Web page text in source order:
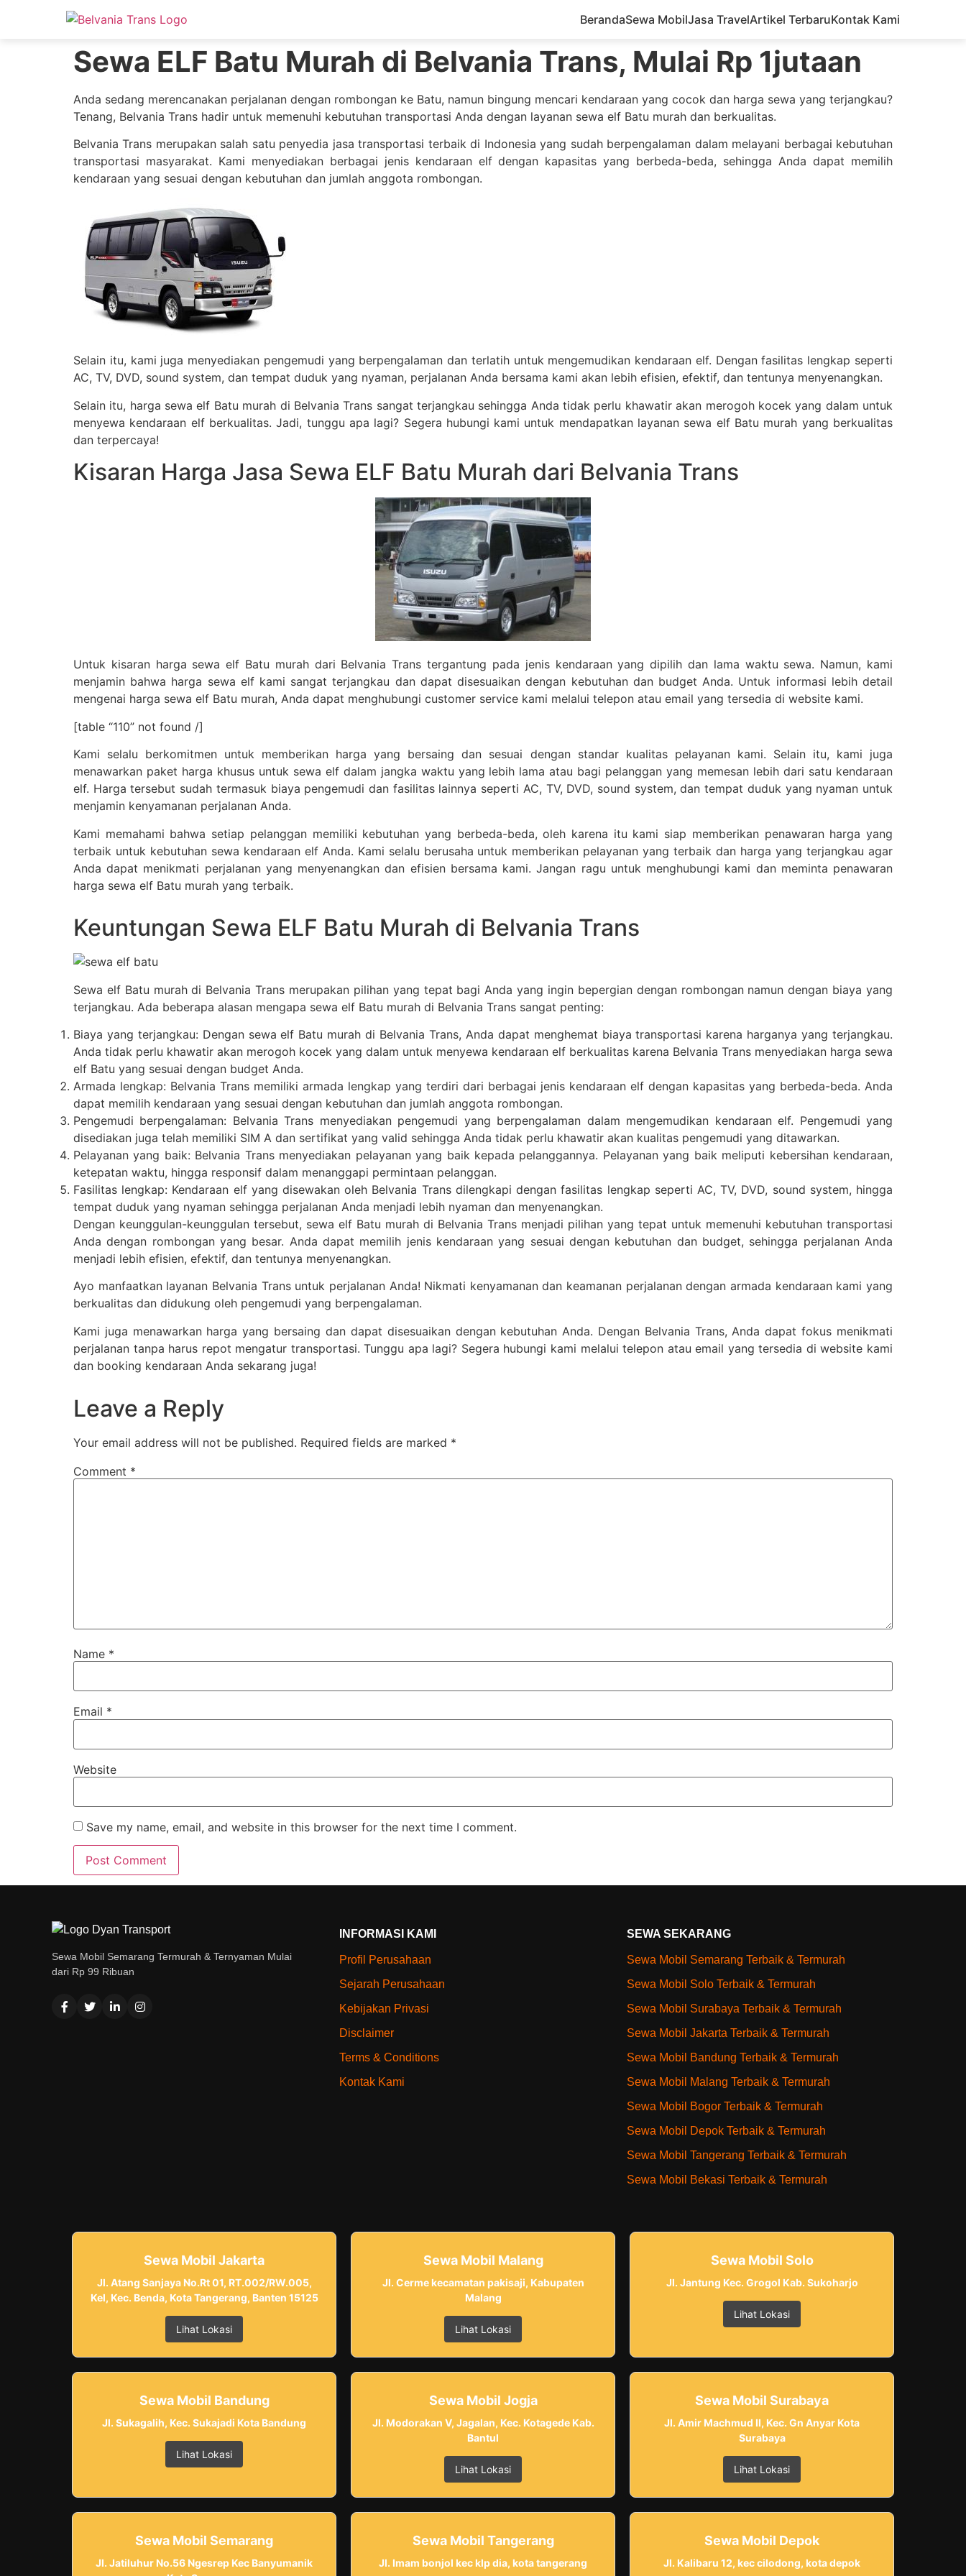
BerandaSewa MobilJasa TravelArtikel TerbaruKontak Kami
Sewa ELF Batu Murah di Belvania Trans, Mulai Rp 1jutaan
Anda sedang merencanakan perjalanan dengan rombongan ke Batu, namun bingung mencari kendaraan yang cocok dan harga sewa yang terjangkau?
Tenang, Belvania Trans hadir untuk memenuhi kebutuhan transportasi Anda dengan layanan sewa elf Batu murah dan berkualitas.
Belvania Trans merupakan salah satu penyedia jasa transportasi terbaik di Indonesia yang sudah berpengalaman dalam melayani berbagai kebutuhan
transportasi masyarakat. Kami menyediakan berbagai jenis kendaraan elf dengan kapasitas yang berbeda-beda, sehingga Anda dapat memilih
kendaraan yang sesuai dengan kebutuhan dan jumlah anggota rombongan.
Selain itu, kami juga menyediakan pengemudi yang berpengalaman dan terlatih untuk mengemudikan kendaraan elf. Dengan fasilitas lengkap seperti
AC, TV, DVD, sound system, dan tempat duduk yang nyaman, perjalanan Anda bersama kami akan lebih efisien, efektif, dan tentunya menyenangkan.
Selain itu, harga sewa elf Batu murah di Belvania Trans sangat terjangkau sehingga Anda tidak perlu khawatir akan merogoh kocek yang dalam untuk
menyewa kendaraan elf berkualitas. Jadi, tunggu apa lagi? Segera hubungi kami untuk mendapatkan layanan sewa elf Batu murah yang berkualitas
dan terpercaya!
Kisaran Harga Jasa Sewa ELF Batu Murah dari Belvania Trans
Untuk kisaran harga sewa elf Batu murah dari Belvania Trans tergantung pada jenis kendaraan yang dipilih dan lama waktu sewa. Namun, kami
menjamin bahwa harga sewa elf kami sangat terjangkau dan dapat disesuaikan dengan kebutuhan dan budget Anda. Untuk informasi lebih detail
mengenai harga sewa elf Batu murah, Anda dapat menghubungi customer service kami melalui telepon atau email yang tersedia di website kami.
[table “110” not found /]
Kami selalu berkomitmen untuk memberikan harga yang bersaing dan sesuai dengan standar kualitas pelayanan kami. Selain itu, kami juga
menawarkan paket harga khusus untuk sewa elf dalam jangka waktu yang lebih lama atau bagi pelanggan yang memesan lebih dari satu kendaraan
elf. Harga tersebut sudah termasuk biaya pengemudi dan fasilitas lainnya seperti AC, TV, DVD, sound system, dan tempat duduk yang nyaman untuk
menjamin kenyamanan perjalanan Anda.
Kami memahami bahwa setiap pelanggan memiliki kebutuhan yang berbeda-beda, oleh karena itu kami siap memberikan penawaran harga yang
terbaik untuk kebutuhan sewa kendaraan elf Anda. Kami selalu berusaha untuk memberikan pelayanan yang terbaik dan harga yang terjangkau agar
Anda dapat menikmati perjalanan yang menyenangkan dan efisien bersama kami. Jangan ragu untuk menghubungi kami dan meminta penawaran
harga sewa elf Batu murah yang terbaik.
Keuntungan Sewa ELF Batu Murah di Belvania Trans
Sewa elf Batu murah di Belvania Trans merupakan pilihan yang tepat bagi Anda yang ingin bepergian dengan rombongan namun dengan biaya yang
terjangkau. Ada beberapa alasan mengapa sewa elf Batu murah di Belvania Trans sangat penting:
Biaya yang terjangkau: Dengan sewa elf Batu murah di Belvania Trans, Anda dapat menghemat biaya transportasi karena harganya yang terjangkau.
Anda tidak perlu khawatir akan merogoh kocek yang dalam untuk menyewa kendaraan elf berkualitas karena Belvania Trans menyediakan harga sewa
elf Batu yang sesuai dengan budget Anda.
Armada lengkap: Belvania Trans memiliki armada lengkap yang terdiri dari berbagai jenis kendaraan elf dengan kapasitas yang berbeda-beda. Anda
dapat memilih kendaraan yang sesuai dengan kebutuhan dan jumlah anggota rombongan.
Pengemudi berpengalaman: Belvania Trans menyediakan pengemudi yang berpengalaman dalam mengemudikan kendaraan elf. Pengemudi yang
disediakan juga telah memiliki SIM A dan sertifikat yang valid sehingga Anda tidak perlu khawatir akan kualitas pengemudi yang ditawarkan.
Pelayanan yang baik: Belvania Trans menyediakan pelayanan yang baik kepada pelanggannya. Pelayanan yang baik meliputi kebersihan kendaraan,
ketepatan waktu, hingga responsif dalam menanggapi permintaan pelanggan.
Fasilitas lengkap: Kendaraan elf yang disewakan oleh Belvania Trans dilengkapi dengan fasilitas lengkap seperti AC, TV, DVD, sound system, hingga
tempat duduk yang nyaman sehingga perjalanan Anda menjadi lebih nyaman dan menyenangkan.
Dengan keunggulan-keunggulan tersebut, sewa elf Batu murah di Belvania Trans menjadi pilihan yang tepat untuk memenuhi kebutuhan transportasi
Anda dengan rombongan yang besar. Anda dapat memilih jenis kendaraan yang sesuai dengan kebutuhan dan budget, sehingga perjalanan Anda
menjadi lebih efisien, efektif, dan tentunya menyenangkan.
Ayo manfaatkan layanan Belvania Trans untuk perjalanan Anda! Nikmati kenyamanan dan keamanan perjalanan dengan armada kendaraan kami yang
berkualitas dan didukung oleh pengemudi yang berpengalaman.
Kami juga menawarkan harga yang bersaing dan dapat disesuaikan dengan kebutuhan Anda. Dengan Belvania Trans, Anda dapat fokus menikmati
perjalanan tanpa harus repot mengatur transportasi. Tunggu apa lagi? Segera hubungi kami melalui telepon atau email yang tersedia di website kami
dan booking kendaraan Anda sekarang juga!
Leave a Reply
Your email address will not be published. Required fields are marked *
Comment *
Name *
Email *
Website
Save my name, email, and website in this browser for the next time I comment.
Sewa Mobil Semarang Termurah & Ternyaman Mulai
dari Rp 99 Ribuan
INFORMASI KAMI
Profil Perusahaan
Sejarah Perusahaan
Kebijakan Privasi
Disclaimer
Terms & Conditions
Kontak Kami
SEWA SEKARANG
Sewa Mobil Semarang Terbaik & Termurah
Sewa Mobil Solo Terbaik & Termurah
Sewa Mobil Surabaya Terbaik & Termurah
Sewa Mobil Jakarta Terbaik & Termurah
Sewa Mobil Bandung Terbaik & Termurah
Sewa Mobil Malang Terbaik & Termurah
Sewa Mobil Bogor Terbaik & Termurah
Sewa Mobil Depok Terbaik & Termurah
Sewa Mobil Tangerang Terbaik & Termurah
Sewa Mobil Bekasi Terbaik & Termurah
Sewa Mobil Jakarta
Jl. Atang Sanjaya No.Rt 01, RT.002/RW.005,
Kel, Kec. Benda, Kota Tangerang, Banten 15125
Lihat Lokasi
Sewa Mobil Malang
Jl. Cerme kecamatan pakisaji, Kabupaten
Malang
Lihat Lokasi
Sewa Mobil Solo
Jl. Jantung Kec. Grogol Kab. Sukoharjo
Lihat Lokasi
Sewa Mobil Bandung
Jl. Sukagalih, Kec. Sukajadi Kota Bandung
Lihat Lokasi
Sewa Mobil Jogja
Jl. Modorakan V, Jagalan, Kec. Kotagede Kab.
Bantul
Lihat Lokasi
Sewa Mobil Surabaya
Jl. Amir Machmud II, Kec. Gn Anyar Kota
Surabaya
Lihat Lokasi
Sewa Mobil Semarang
Jl. Jatiluhur No.56 Ngesrep Kec Banyumanik
Sewa Mobil Tangerang
Jl. Imam bonjol kec klp dia, kota tangerang
Sewa Mobil Depok
Jl. Kalibaru 12, kec cilodong, kota depok